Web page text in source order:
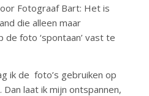
Fotograaf Bart: Het is
die alleen maar
de foto ‘spontaan’ vast te
ik de foto’s gebruiken op
laat ik mijn ontspannen,